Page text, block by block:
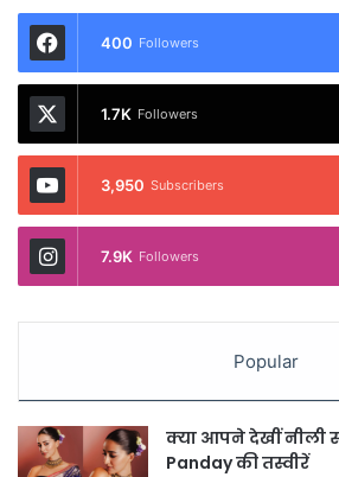
400 Followers
1.7K Followers
3,950 Subscribers
7.9K Followers
Popular
क्या आपने देखीं नीली
Panday की तस्वीरें